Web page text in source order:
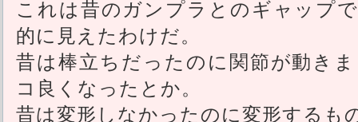
これは昔のガンプラとのギャップ
的に見えたわけだ。
昔は棒立ちだったのに関節が動き
コ良くなったとか。
昔は変形しなかったのに変形するも